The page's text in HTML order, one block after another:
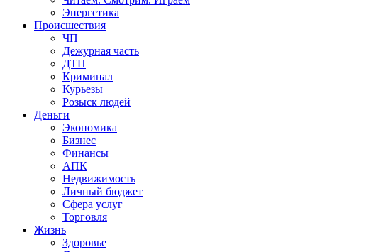
Энергетика
Происшествия
ЧП
Дежурная часть
ДТП
Криминал
Курьезы
Розыск людей
Деньги
Экономика
Бизнес
Финансы
АПК
Недвижимость
Личный бюджет
Сфера услуг
Торговля
Жизнь
Здоровье